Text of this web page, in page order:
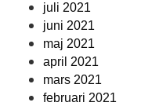
juli 2021
juni 2021
maj 2021
april 2021
mars 2021
februari 2021